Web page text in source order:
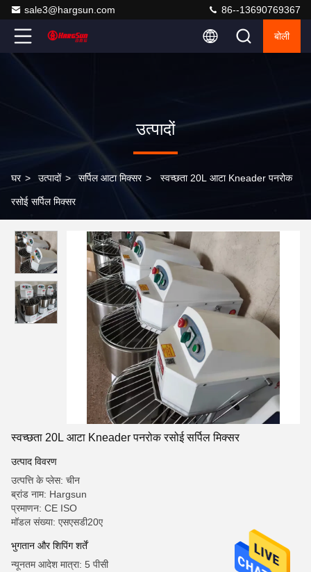
sale3@hargsun.com 86--13690769367
बोली
उत्पादों
घर > उत्पादों > सर्पिल आटा मिक्सर > स्वच्छता 20L आटा Kneader पनरोक
रसोई सर्पिल मिक्सर
स्वच्छता 20L आटा Kneader पनरोक रसोई सर्पिल मिक्सर
उत्पाद विवरण
उत्पत्ति के प्लेस: चीन
ब्रांड नाम: Hargsun
प्रमाणन: CE ISO
मॉडल संख्या: एसएसडी20ए
भुगतान और शिपिंग शर्तें
न्यूनतम आदेश मात्रा: 5 पीसी